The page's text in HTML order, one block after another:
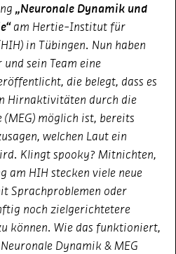
„Neuronale Dynamik und
am Hertie-Institut für
in Tübingen. Nun haben
sein Team eine
die belegt, dass es
Hirnaktivitäten durch die
möglich ist, bereits
welchen Laut ein
Klingt spooky? Mitnichten,
am HIH stecken viele neue
Sprachproblemen oder
noch zielgerichtetere
können. Wie das funktioniert,
Dynamik & MEG